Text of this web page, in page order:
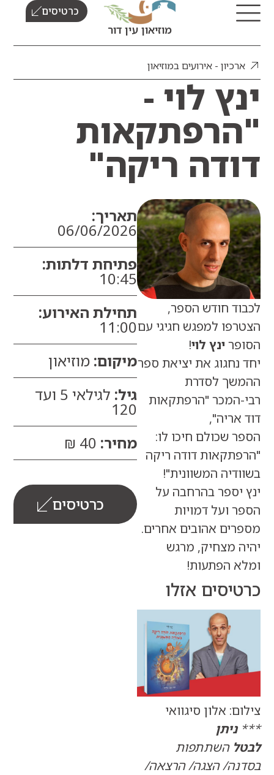
מוזיאון עין דור
כרטיסים
- אירועים במוזיאון
לוי -
ריקה"
תאריך:
06/06/2026
פתיחת דלתות:
10:45
תחילת האירוע:
11:00
מיקום:מוזיאון
גיל:
לגילאי 5 ועד
120
מחיר:40 ₪
כרטיסים
חודש הספר,
למפגש חגיגי עם
ינץ לוי
את יציאת ספר
לסדרת
"הרפתקאות
שכולם חיכו לו:
דודה ריקה
המשוונית"!
בהרחבה על
ועל דמויות
אהובים אחרים.
מצחיק, מרגש
הפתעות!
אזלו
אלון סיגוואי
ניתן
השתתפות
הצגה/ הרצאה/